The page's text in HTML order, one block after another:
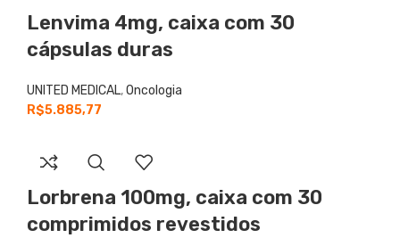
Lenvima 4mg, caixa com 30
cápsulas duras
UNITED MEDICAL,Oncologia
R$5.885,77
Lorbrena 100mg, caixa com 30
comprimidos revestidos